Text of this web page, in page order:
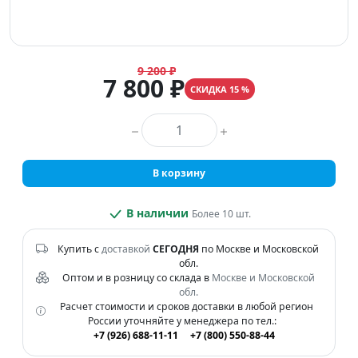
9 200 ₽
7 800 ₽ СКИДКА 15 %
Количество товара
В корзину
В наличии Более 10 шт.
Купить сдоставкой СЕГОДНЯ по Москве и Московской
обл.
Оптом и в розницу со склада в Москве и Московской
обл.
Расчет стоимости и сроков доставки в любой регион
России уточняйте у менеджера по тел.:
+7 (926) 688-11-11
+7 (800) 550-88-44